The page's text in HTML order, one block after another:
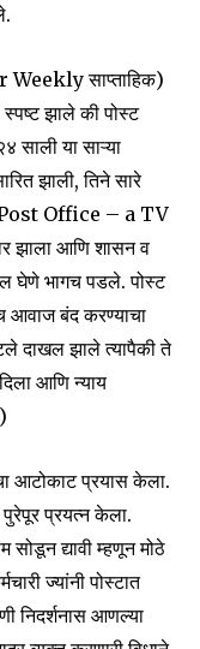
Weekly साप्ताहिक)
झाले की पोस्ट
साली या साऱ्या
झाली, तिने सारे
Office – a TV
झाला आणि शासन व
घेणे भागच पडले. पोस्ट
आवाज बंद करण्याचा
दाखल झाले त्यापैकी ते
आणि न्याय
आटोकाट प्रयास केला.
प्रयत्न केला.
सोडून द्यावी म्हणून मोठे
ज्यांनी पोस्टात
निदर्शनास आणल्या